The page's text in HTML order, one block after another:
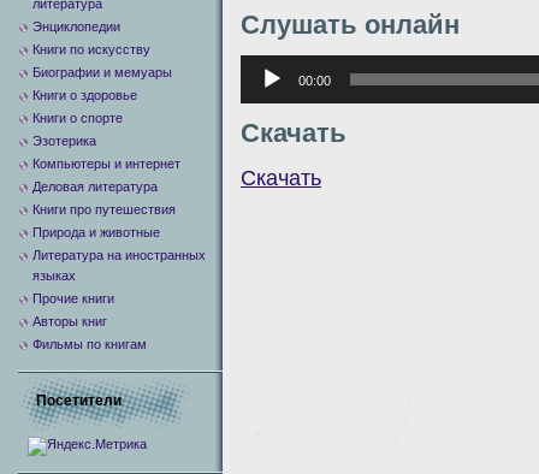
Слушать онлайн
Аудиоплеер
00:00
Скачать
Скачать
литература
Энциклопедии
Книги по искусству
Биографии и мемуары
Книги о здоровье
Книги о спорте
Эзотерика
Компьютеры и интернет
Деловая литература
Книги про путешествия
Природа и животные
Литература на иностранных
языках
Прочие книги
Авторы книг
Фильмы по книгам
Посетители